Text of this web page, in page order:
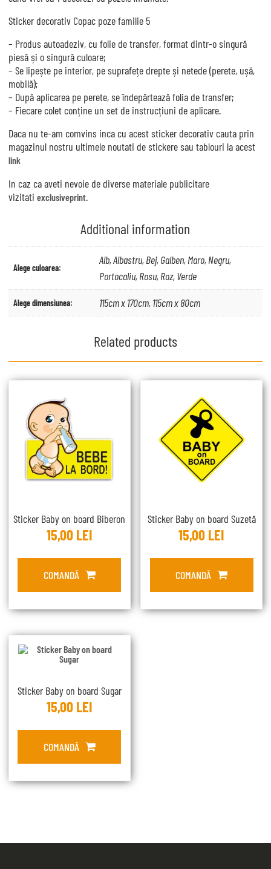
Sticker decorativ Copac poze familie 5
– Produs autoadeziv, cu folie de transfer, format dintr-o singură
piesă și o singură culoare;
– Se lipește pe interior, pe suprafețe drepte și netede (perete, ușă,
mobilă);
– După aplicarea pe perete, se îndepărtează folia de transfer;
– Fiecare colet conține un set de instrucțiuni de aplicare.
Daca nu te-am comvins inca cu acest sticker decorativ cauta prin
magazinul nostru ultimele noutati de stickere sau tablouri la acest
link
In caz ca aveti nevoie de diverse materiale publicitare
vizitati exclusiveprint.
Additional information
Alege culoarea:
Alb, Albastru, Bej, Galben, Maro, Negru,
Portocaliu, Rosu, Roz, Verde
Alege dimensiunea: 115cm x 170cm, 115cm x 80cm
Related products
Sticker Baby on board Biberon
15,00 LEI
COMANDĂ
Sticker Baby on board Suzetă
15,00 LEI
COMANDĂ
Sticker Baby on board Sugar
15,00 LEI
COMANDĂ